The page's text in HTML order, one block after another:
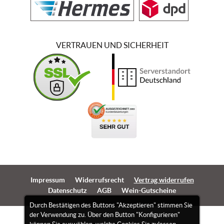
Durch Bestätigen des Buttons "Akzeptieren" stimmen Sie
der Verwendung zu. Über den Button "Konfigurieren"
VERTRAUEN UND SICHERHEIT
Impressum Widerrufsrecht
Vertrag widerrufen
Datenschutz
AGB Wein-Gutscheine